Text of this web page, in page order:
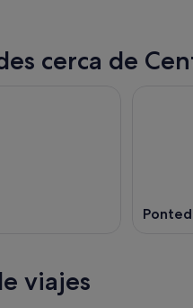
cerca de
viajes